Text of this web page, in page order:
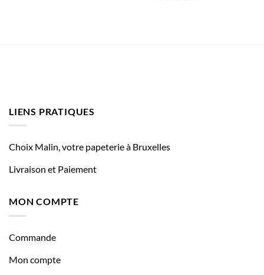
LIENS PRATIQUES
Choix Malin, votre papeterie à Bruxelles
Livraison et Paiement
MON COMPTE
Commande
Mon compte